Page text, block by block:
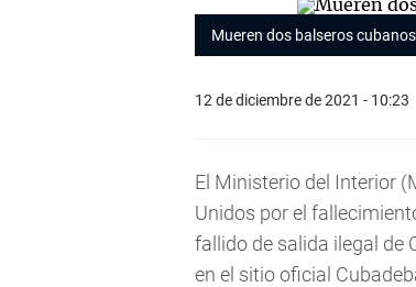
Mueren dos balseros
12 de diciembre de 2021 - 10:23
El Ministerio del Interior
Unidos por el
fallido de salida ilegal de
en el sitio oficial